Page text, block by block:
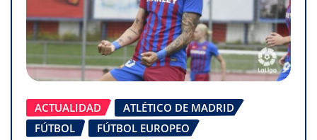
ACTUALIDAD
ATLÉTICO DE MADRID
FÚTBOL
FÚTBOL EUROPEO